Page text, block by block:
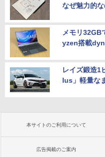
なぜ魅力的な
メモリ32GB
yzen搭載
レイズ鍛造1
lus」軽量な
本サイトのご利用について
広告掲載のご案内